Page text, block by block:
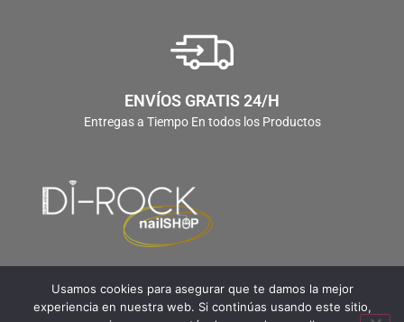
ENVÍOS GRATIS 24/H
Entregas a Tiempo En todos los Productos
Usamos cookies para asegurar que te damos la mejor
experiencia en nuestra web. Si continúas usando este sitio,